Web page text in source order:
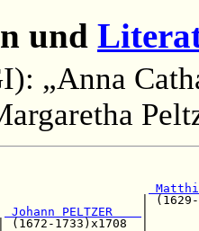
und
„Anna
|
Johann PELTZER
| (1672-